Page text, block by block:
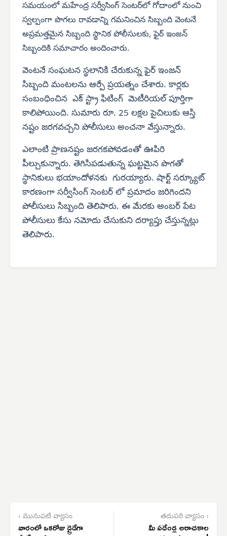
సమయంలో మహేంద్ర సర్వీసింగ్ సెంటర్‌లో గోదాంలో నుంచి
స్వల్పంగా పొగలు రావడాన్ని గమనించిన సిబ్బంది వెంటనే
అప్రమత్తమైన సిబ్బంది స్థానిక పోలీసులకు, ఫైర్ ఇంజన్
సిబ్బందికి సమాచారం అందించారు.
వెంటనే సంఘటన స్థలానికి చేరుకున్న ఫైర్ ఇంజన్
సిబ్బంది మంటలను ఆర్పే ప్రయత్నం చేశారు. కార్లకు
సంబంధించిన ఎక్ స్ట్రా ఫిటింగ్ మెటీరియల్ పూర్తిగా
కాలిపోయింది. సుమారు రూ. 25 లక్షల పైచిలుకు ఆస్తి
నష్టం జరగవచ్చని పోలీసులు అంచనా వేస్తున్నారు.
ఎలాంటి ప్రాణనష్టం జరగకపోవడంతో ఊపిరి
పీల్చుకున్నారు. తెగిసిపడుతున్న ఘట్టమైన పొగతో
స్థానికులు భయాందోళనకు గురయ్యారు. షార్ట్ సర్క్యూట్
కారణంగా సర్వీసింగ్ సెంటర్ లో ప్రమాదం జరిగిందని
పోలీసులు సిబ్బంది తెలిపారు. ఈ మేరకు అంబర్ పేట
పోలీసులు కేసు నమోదు చేసుకుని దర్యాప్తు చేస్తున్నట్లు
తెలిపారు.
‹ మునుపటి వ్యాసం
వారంలో ఒకరోజు డ్రైడేగా
తదుపరి వ్యాసం ›
మీ పదేండ్ల అరాచకాల